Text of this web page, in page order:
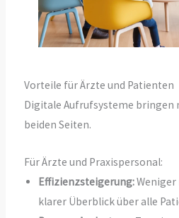
Vorteile für Ärzte und Patienten
Digitale Aufrufsysteme bringen
beiden Seiten.
Für Ärzte und Praxispersonal:
Effizienzsteigerung:Weniger
klarer Überblick über alle